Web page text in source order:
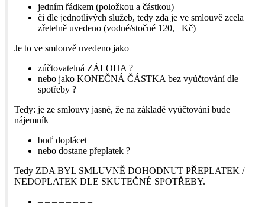
jedním řádkem (položkou a částkou)
či dle jednotlivých služeb, tedy zda je ve smlouvě zcela
zřetelně uvedeno (vodné/stočné 120,– Kč)
Je to ve smlouvě uvedeno jako
zúčtovatelná ZÁLOHA ?
nebo jako KONEČNÁ ČÁSTKA bez vyúčtování dle
spotřeby ?
Tedy: je ze smlouvy jasné, že na základě vyúčtování bude
nájemník
buď doplácet
nebo dostane přeplatek ?
Tedy ZDA BYL SMLUVNĚ DOHODNUT PŘEPLATEK /
NEDOPLATEK DLE SKUTEČNÉ SPOTŘEBY.
– – – – – – – –